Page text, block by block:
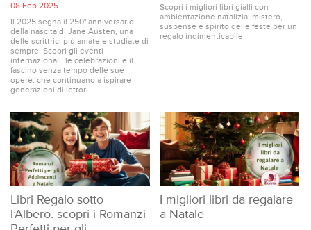
08 Feb 2025
Il 2025 segna il 250° anniversario
della nascita di Jane Austen, una
delle scrittrici più amate e studiate di
sempre. Scopri gli eventi
internazionali, le celebrazioni e il
fascino senza tempo delle sue
opere, che continuano a ispirare
generazioni di lettori.
Scopri i migliori libri gialli con
ambientazione natalizia: mistero,
suspense e spirito delle feste per un
regalo indimenticabile.
Libri Regalo sotto
l’Albero: scopri i Romanzi
I migliori libri da regalare
a Natale